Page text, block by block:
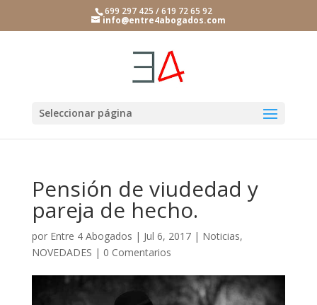
699 297 425 / 619 72 65 92
info@entre4abogados.com
Seleccionar página
Pensión de viudedad y
pareja de hecho.
por Entre 4 Abogados | Jul 6, 2017| Noticias,
NOVEDADES | 0 Comentarios